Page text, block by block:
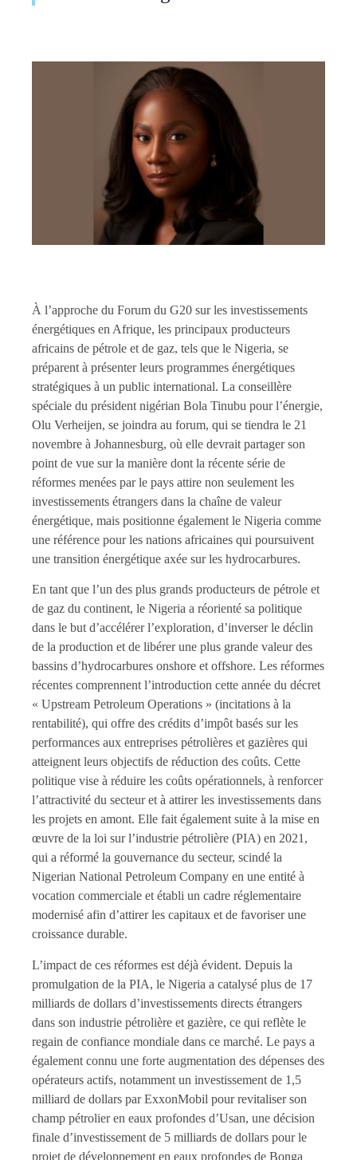
À l’approche du Forum du G20 sur les investissements
énergétiques en Afrique, les principaux producteurs
africains de pétrole et de gaz, tels que le Nigeria, se
préparent à présenter leurs programmes énergétiques
stratégiques à un public international. La conseillère
spéciale du président nigérian Bola Tinubu pour l’énergie,
Olu Verheijen, se joindra au forum, qui se tiendra le 21
novembre à Johannesburg, où elle devrait partager son
point de vue sur la manière dont la récente série de
réformes menées par le pays attire non seulement les
investissements étrangers dans la chaîne de valeur
énergétique, mais positionne également le Nigeria comme
une référence pour les nations africaines qui poursuivent
une transition énergétique axée sur les hydrocarbures.
En tant que l’un des plus grands producteurs de pétrole et
de gaz du continent, le Nigeria a réorienté sa politique
dans le but d’accélérer l’exploration, d’inverser le déclin
de la production et de libérer une plus grande valeur des
bassins d’hydrocarbures onshore et offshore. Les réformes
récentes comprennent l’introduction cette année du décret
« Upstream Petroleum Operations » (incitations à la
rentabilité), qui offre des crédits d’impôt basés sur les
performances aux entreprises pétrolières et gazières qui
atteignent leurs objectifs de réduction des coûts. Cette
politique vise à réduire les coûts opérationnels, à renforcer
l’attractivité du secteur et à attirer les investissements dans
les projets en amont. Elle fait également suite à la mise en
œuvre de la loi sur l’industrie pétrolière (PIA) en 2021,
qui a réformé la gouvernance du secteur, scindé la
Nigerian National Petroleum Company en une entité à
vocation commerciale et établi un cadre réglementaire
modernisé afin d’attirer les capitaux et de favoriser une
croissance durable.
L’impact de ces réformes est déjà évident. Depuis la
promulgation de la PIA, le Nigeria a catalysé plus de 17
milliards de dollars d’investissements directs étrangers
dans son industrie pétrolière et gazière, ce qui reflète le
regain de confiance mondiale dans ce marché. Le pays a
également connu une forte augmentation des dépenses des
opérateurs actifs, notamment un investissement de 1,5
milliard de dollars par ExxonMobil pour revitaliser son
champ pétrolier en eaux profondes d’Usan, une décision
finale d’investissement de 5 milliards de dollars pour le
projet de développement en eaux profondes de Bonga